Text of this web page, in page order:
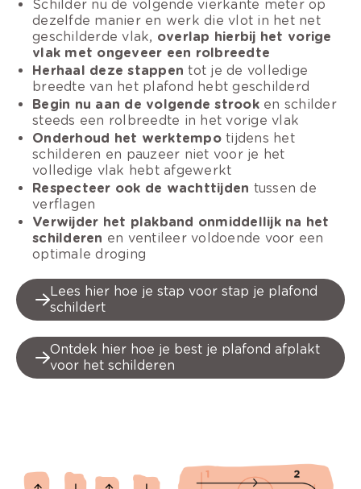
Schilder nu de volgende vierkante meter op
dezelfde manier en werk die vlot in het net
geschilderde vlak, overlap hierbij het vorige
vlak met ongeveer een rolbreedte
Herhaal deze stappen tot je de volledige
breedte van het plafond hebt geschilderd
Begin nu aan de volgende strooken schilder
steeds een rolbreedte in het vorige vlak
Onderhoud het werktempotijdens het
schilderen en pauzeer niet voor je het
volledige vlak hebt afgewerkt
Respecteer ook de wachttijden tussen de
verflagen
Verwijder het plakband onmiddellijk na het
schilderen en ventileer voldoende voor een
optimale droging
Lees hier hoe je stap voor stap je plafond
schildert
Ontdek hier hoe je best je plafond afplakt
voor het schilderen